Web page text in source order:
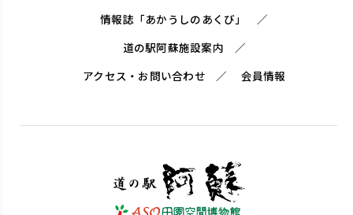
情報誌「あかうしのあくび」
道の駅阿蘇施設案内
アクセス・お問い合わせ
会員情報